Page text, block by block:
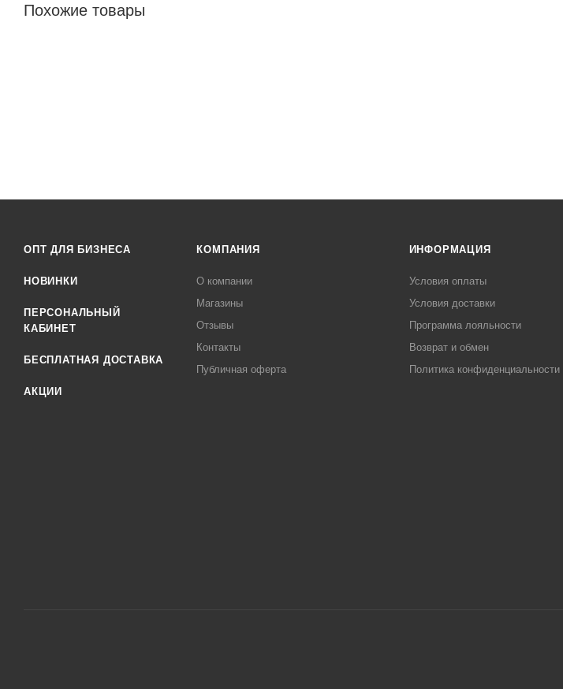
Похожие товары
ОПТ ДЛЯ БИЗНЕСА
НОВИНКИ
ПЕРСОНАЛЬНЫЙ
КАБИНЕТ
БЕСПЛАТНАЯ ДОСТАВКА
АКЦИИ
КОМПАНИЯ
О компании
Магазины
Отзывы
Контакты
Публичная оферта
ИНФОРМАЦИЯ
Условия оплаты
Условия доставки
Программа лояльности
Возврат и обмен
Политика конфиденциальности